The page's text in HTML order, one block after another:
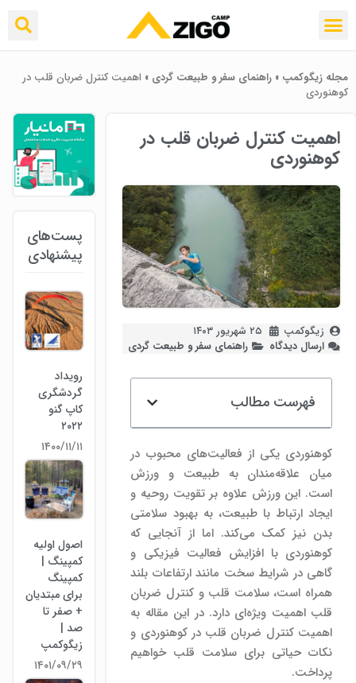
مجله زیگوکمپ » راهنمای سفر و طبیعت گردی » اهمیت کنترل ضربان قلب در
کوهنوردی
اهمیت کنترل ضربان قلب در
کوهنوردی
زیگوکمپ
۲۵ شهریور ۱۴۰۳
ارسال دیدگاه
راهنمای سفر و طبیعت گردی
فهرست مطالب
کوهنوردی یکی از فعالیت‌های محبوب در
میان علاقه‌مندان به طبیعت و ورزش
است. این ورزش علاوه بر تقویت روحیه و
ایجاد ارتباط با طبیعت، به بهبود سلامتی
بدن نیز کمک می‌کند. اما از آنجایی که
کوهنوردی با افزایش فعالیت فیزیکی و
گاهی در شرایط سخت مانند ارتفاعات بلند
همراه است، سلامت قلب و کنترل ضربان
قلب اهمیت ویژه‌ای دارد. در این مقاله به
اهمیت کنترل ضربان قلب در کوهنوردی و
نکات حیاتی برای سلامت قلب خواهیم
پرداخت.
پست‌های
پیشنهادی
رویداد
گردشگری
کاپ گنو
۲۰۲۲
۱۴۰۰/۱۱/۱۱
اصول اولیه
کمپینگ |
کمپینگ
برای مبتدیان
+ صفر تا
صد |
زیگوکمپ
۱۴۰۱/۰۹/۲۹